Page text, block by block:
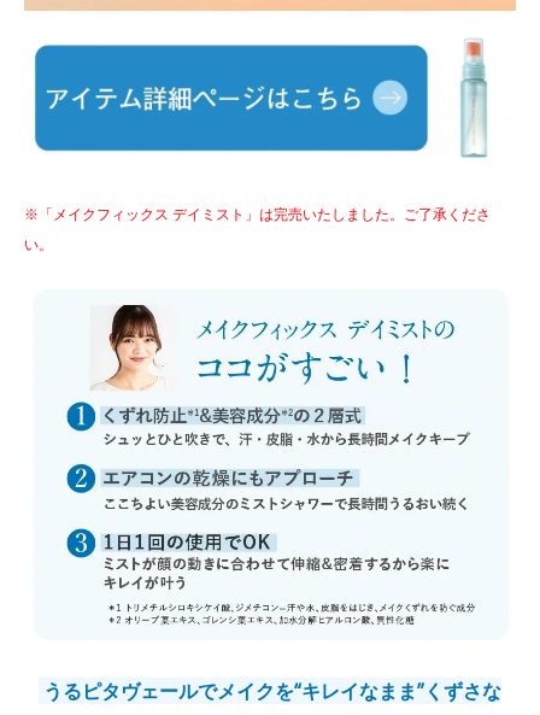
※「メイクフィックス デイミスト」は完売いたしました。ご了承くださ
い。
うるピタヴェールでメイクを“キレイなまま”くずさな